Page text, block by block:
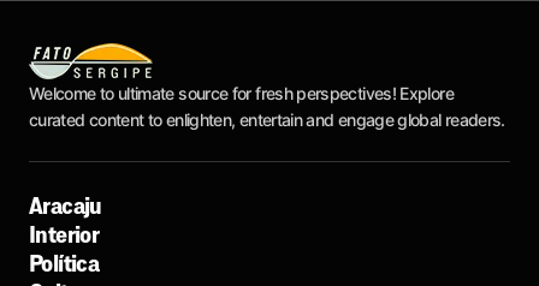
Welcome to ultimate source for fresh perspectives! Explore
curated content to enlighten, entertain and engage global readers.
Aracaju
Interior
Política